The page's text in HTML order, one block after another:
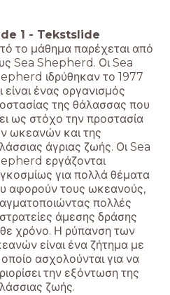
1 - Tekstslide
το μάθημα παρέχεται από
Sea Shepherd. Οι Sea
ιδρύθηκαν το 1977
είναι ένας οργανισμός
της θάλασσας που
ως στόχο την προστασία
ωκεανών και της
άγριας ζωής. Οι Sea
εργάζονται
για πολλά θέματα
αφορούν τους ωκεανούς,
πολλές
άμεσης δράσης
χρόνο. Η ρύπανση των
είναι ένα ζήτημα με
ασχολούνται για να
την εξόντωση της
ζωής.